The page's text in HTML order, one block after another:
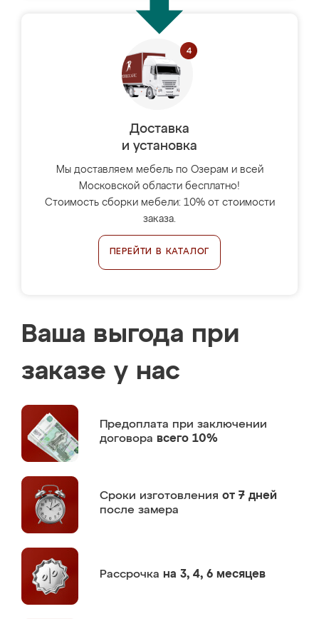
Доставка
и установка
Мы доставляем мебель по Озерам и всей
Московской области бесплатно!
Стоимость сборки мебели: 10% от стоимости
заказа.
ПЕРЕЙТИ В КАТАЛОГ
Ваша выгода при
заказе у нас
Предоплата при заключении
договора всего 10%
Сроки изготовления от 7 дней
после замера
Рассрочка на 3, 4, 6 месяцев